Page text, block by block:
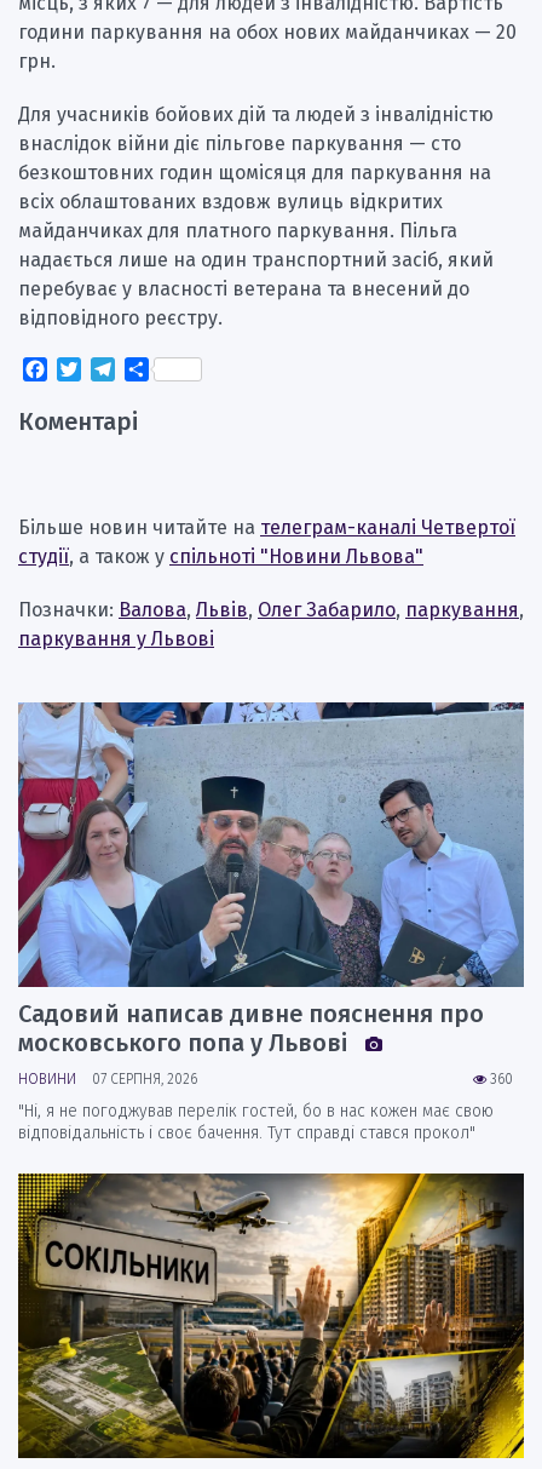
години паркування на обох нових майданчиках — 20
грн.
Для учасників бойових дій та людей з інвалідністю
внаслідок війни діє пільгове паркування — сто
безкоштовних годин щомісяця для паркування на
всіх облаштованих вздовж вулиць відкритих
майданчиках для платного паркування. Пільга
надається лише на один транспортний засіб, який
перебуває у власності ветерана та внесений до
відповідного реєстру.
Facebook
TwitterTelegram
Поділитися
Коментарі
Більше новин читайте на телеграм-каналі Четвертої
студії, а також у спільноті "Новини Львова"
Позначки: Валова, Львів, Олег Забарило, паркування,
паркування у Львові
Садовий написав дивне пояснення про
московського попа у Львові
360
НОВИНИ 07 СЕРПНЯ, 2026
"Ні, я не погоджував перелік гостей, бо в нас кожен має свою
відповідальність і своє бачення. Тут справді стався прокол"